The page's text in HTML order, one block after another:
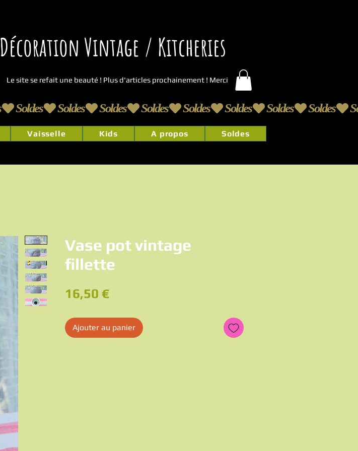
Décoration Vintage / Kitcheries
Le site se refait une beauté ! Plus d'articles prochainement ! Merci
Vaisselle Kids A propos Soldes
Vase pot vintage
fillette
16,50 €Prix
Ajouter au panier